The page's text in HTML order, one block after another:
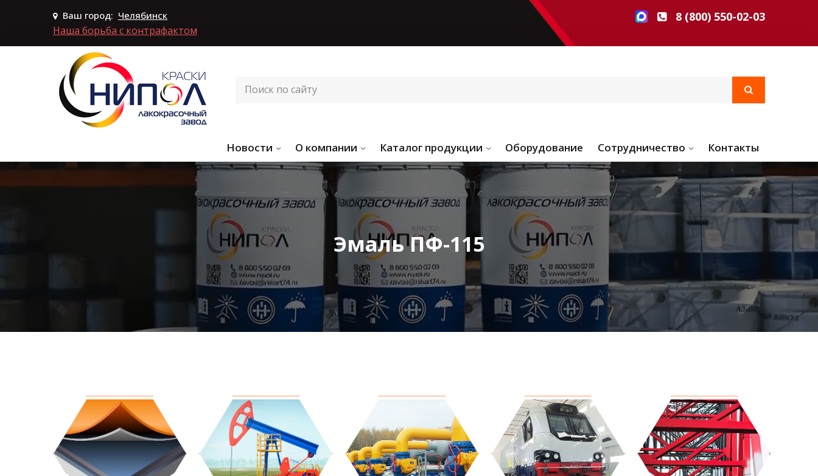
Ваш город: Челябинск
Наша борьба с контрафактом
8 (800) 550-02-03
Новости О компании Каталог продукции Оборудование Сотрудничество Контакты
Эмаль ПФ-115